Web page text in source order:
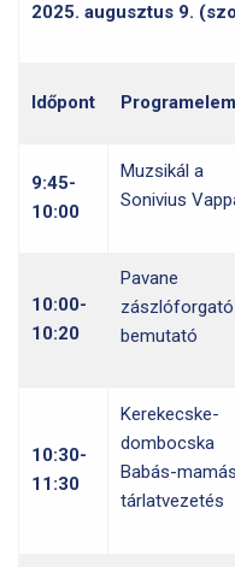
2025. augusztus 9.
Időpont Programelem
9:45-
10:00
Muzsikál a
Sonivius
10:00-
10:20
Pavane
zászlóforgató
bemutató
10:30-
11:30
Kerekecske-
dombocska
Babás-mamás
tárlatvezetés